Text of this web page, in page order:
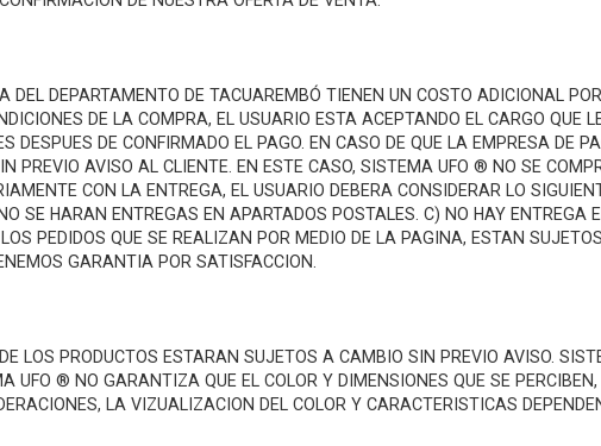
DEPARTAMENTO DE TACUAREMBÓ TIENEN UN COSTO ADICIONAL
DE LA COMPRA, EL USUARIO ESTA ACEPTANDO EL CARGO QUE
DESPUES DE CONFIRMADO EL PAGO. EN CASO DE QUE LA EMPRESA DE
PREVIO AVISO AL CLIENTE. EN ESTE CASO, SISTEMA UFO ® NO SE
CON LA ENTREGA, EL USUARIO DEBERA CONSIDERAR LO
SE HARAN ENTREGAS EN APARTADOS POSTALES. C) NO HAY ENTREGA
PEDIDOS QUE SE REALIZAN POR MEDIO DE LA PAGINA, ESTAN
GARANTIA POR SATISFACCION.
LOS PRODUCTOS ESTARAN SUJETOS A CAMBIO SIN PREVIO AVISO.
UFO ® NO GARANTIZA QUE EL COLOR Y DIMENSIONES QUE SE
LA VIZUALIZACION DEL COLOR Y CARACTERISTICAS